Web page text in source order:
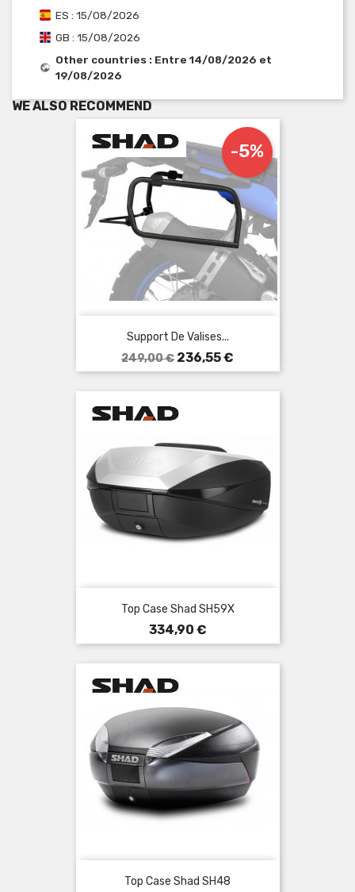
ES : 15/08/2026
GB : 15/08/2026
Other countries : Entre 14/08/2026 et
19/08/2026
WE ALSO RECOMMEND
Support De Valises...
Prix
de
base
249,00 €
-5%
Prix
236,55 €
Top Case Shad SH59X
Prix
334,90 €
Top Case Shad SH48